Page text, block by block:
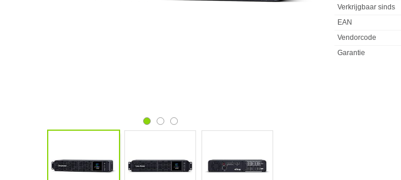
Verkrijgbaar sinds
EAN
Vendorcode
Garantie